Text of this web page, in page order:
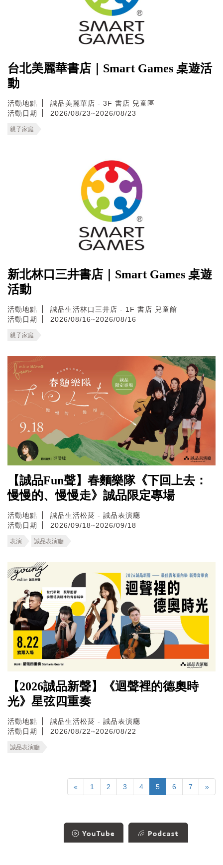
台北美麗華書店｜Smart Games 桌遊活
動
活動地點
誠品美麗華店 - 3F 書店 兒童區
活動日期
2026/08/23~2026/08/23
親子家庭
新北林口三井書店｜Smart Games 桌遊
活動
活動地點
誠品生活林口三井店 - 1F 書店 兒童館
活動日期
2026/08/16~2026/08/16
親子家庭
【誠品Fun聲】春麵樂隊《下回上去：
慢慢的、慢慢走》誠品限定專場
活動地點
誠品生活松菸 - 誠品表演廳
活動日期
2026/09/18~2026/09/18
表演 誠品表演廳
【2026誠品新聲】《迴聲裡的德奧時
光》星弦四重奏
活動地點
誠品生活松菸 - 誠品表演廳
活動日期
2026/08/22~2026/08/22
誠品表演廳
« 1 2 3 4 5 6 7 »